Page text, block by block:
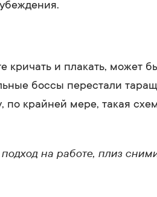
кричать и плакать, может
боссы перестали
крайней мере, такая
на работе, плиз